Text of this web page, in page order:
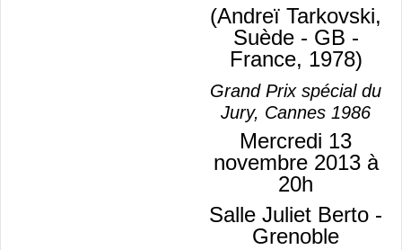
(Andreï Tarkovski,
Suède - GB -
France, 1978)
Grand Prix spécial du
Jury, Cannes 1986
Mercredi 13
novembre 2013 à
20h
Salle Juliet Berto -
Grenoble